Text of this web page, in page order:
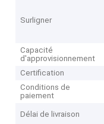
Surligner
Capacité
d'approvisionnement
Certification
Conditions de
paiement
Délai de livraison